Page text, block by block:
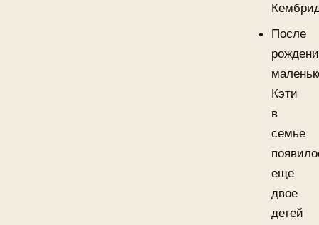
После
Кэти
в
семье
еще
двое
детей